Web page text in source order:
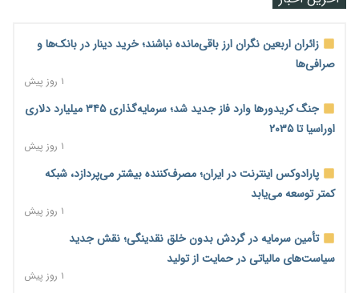
زائران اربعین نگران ارز باقی‌مانده نباشند؛ خرید دینار در بانک‌ها و
صرافی‌ها
۱ روز پیش
جنگ کریدورها وارد فاز جدید شد؛ سرمایه‌گذاری ۳۴۵ میلیارد دلاری
اوراسیا تا ۲۰۳۵
۱ روز پیش
پارادوکس اینترنت در ایران؛ مصرف‌کننده بیشتر می‌پردازد، شبکه
کمتر توسعه می‌یابد
۱ روز پیش
تأمین سرمایه در گردش بدون خلق نقدینگی؛ نقش جدید
سیاست‌های مالیاتی در حمایت از تولید
۱ روز پیش